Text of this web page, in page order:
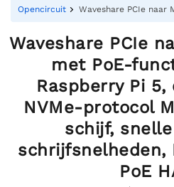
Opencircuit Waveshare PCIe
Waveshare PCIe
met PoE-
Raspberry Pi
NVMe-protocol
schijf,
schrijfsnelheden,
PoE